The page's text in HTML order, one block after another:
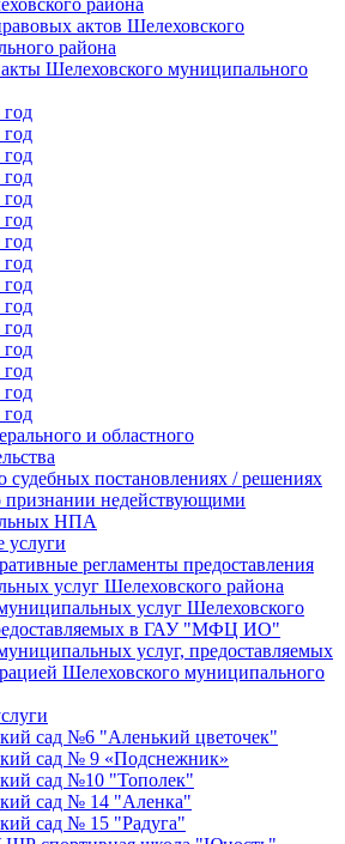
актов Шелеховского
района
Шелеховского муниципального
год
год
год
год
год
год
год
год
год
год
год
год
год
год
год
и областного
судебных постановлениях / решениях
признании недействующими
НПА
регламенты предоставления
услуг Шелеховского района
услуг Шелеховского
в ГАУ "МФЦ ИО"
услуг, предоставляемых
Шелеховского муниципального
сад №6 "Аленький цветочек"
сад № 9 «Подснежник»
сад №10 "Тополек"
сад № 14 "Аленка"
сад № 15 "Радуга"